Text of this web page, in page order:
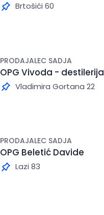
Brtošići 60
PRODAJALEC SADJA
OPG Vivoda - destilerija
Vladimira Gortana 22
PRODAJALEC SADJA
OPG Beletić Davide
Lazi 83